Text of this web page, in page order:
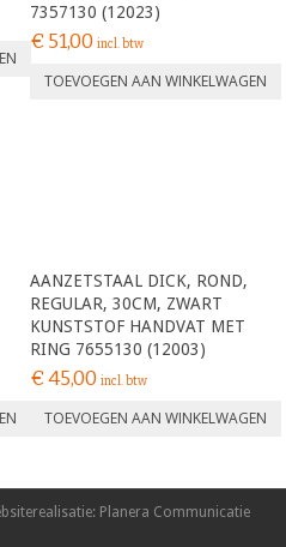
7357130 (12023)
€ 51,00 incl. btw
TOEVOEGEN AAN WINKELWAGEN
AANZETSTAAL DICK, ROND,
REGULAR, 30CM, ZWART
KUNSTSTOF HANDVAT MET
RING 7655130 (12003)
€45,00 incl. btw
TOEVOEGEN AAN WINKELWAGEN
Planera Communicatie